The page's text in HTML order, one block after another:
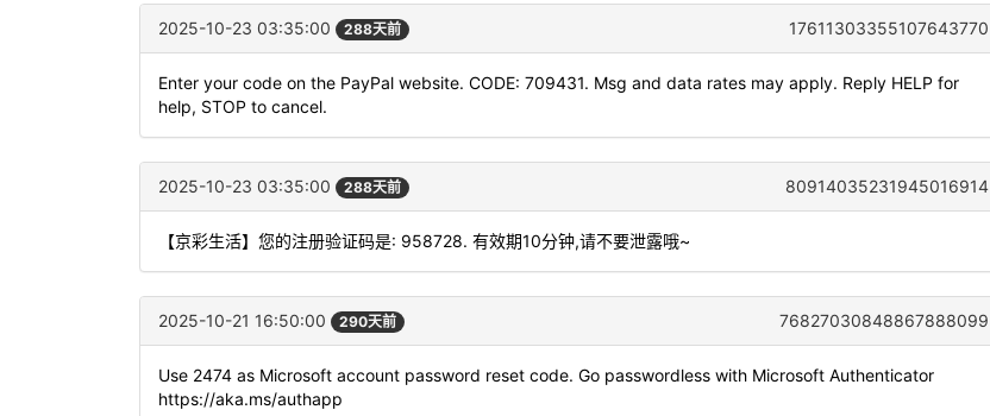
2025-10-23 03:35:00 288天前 17611303355107643770
Enter your code on the PayPal website. CODE: 709431. Msg and data rates may apply. Reply HELP for
help, STOP to cancel.
2025-10-23 03:35:00 288天前 80914035231945016914
【京彩生活】您的注册验证码是: 958728. 有效期10分钟,请不要泄露哦~
2025-10-21 16:50:00 290天前 76827030848867888099
Use 2474 as Microsoft account password reset code. Go passwordless with Microsoft Authenticator
https://aka.ms/authapp